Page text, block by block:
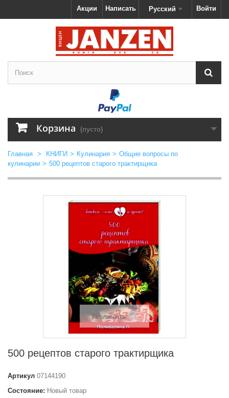
Войти
Русский
Написать
Акции
Корзина (пусто)
Главная > КНИГИ > Кулинария > Общие вопросы по
кулинарии > 500 рецептов старого трактирщика
Увеличить
500 рецептов старого трактирщика
Артикул 07144190
Состояние: Новый товар